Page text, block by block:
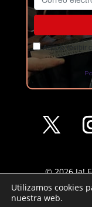
Acepto recibir
© 2026 Ja!
Utilizamos cookies
nuestra web.